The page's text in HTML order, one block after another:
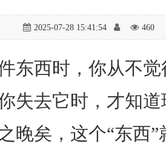
2025-07-28 15:41:54 460
东西时，你从不
失去它时，才知
晚矣，这个“东西”